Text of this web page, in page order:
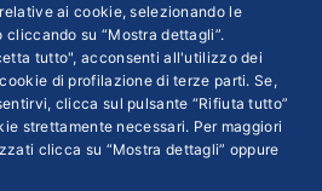
il primo Rapporto
il 2016 e il 2018 la
dell’8,2%, gli
del 44,2% mentre
ha toccato il 26,2%. Il
“Il vetro garantisce
ai cookie, selezionando le
su “Mostra dettagli”.
tutto", acconsenti all'utilizzo dei
di profilazione di terze parti. Se,
clicca sul pulsante “Rifiuta tutto”
strettamente necessari. Per maggiori
clicca su “Mostra dettagli” oppure